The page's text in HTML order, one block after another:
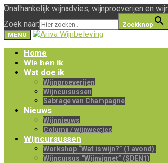
Onafhankelijk wijnadvies, wijnproeverijen en
Zoek naar:
Zoekknop
MENU
Home
Wie ben ik
Wat doe ik
Wijnproeverijen
Wijncursussen
Sabrage van Champagne
Nieuws
Wijnnieuws
Column / wijnweetjes
Wijncursussen
Workshop “Wat is wijn?” (1 avond).
Wijncursus “Wijnvignet” (SDEN1)